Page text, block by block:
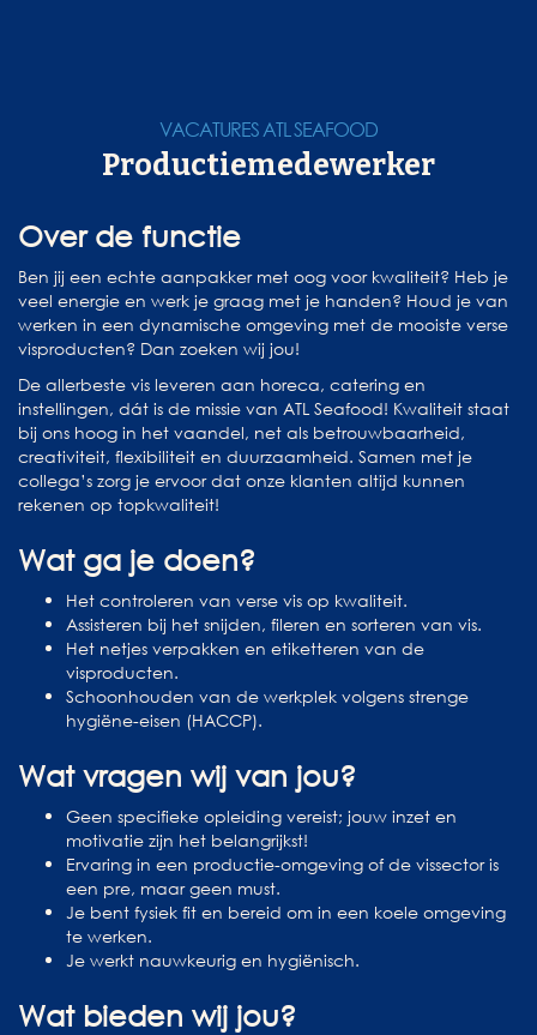
VACATURES ATL SEAFOOD
Productiemedewerker
Over de functie
Ben jij een echte aanpakker met oog voor kwaliteit? Heb je
veel energie en werk je graag met je handen? Houd je van
werken in een dynamische omgeving met de mooiste verse
visproducten? Dan zoeken wij jou!
De allerbeste vis leveren aan horeca, catering en
instellingen, dát is de missie van ATL Seafood! Kwaliteit staat
bij ons hoog in het vaandel, net als betrouwbaarheid,
creativiteit, flexibiliteit en duurzaamheid. Samen met je
collega’s zorg je ervoor dat onze klanten altijd kunnen
rekenen op topkwaliteit!
Wat ga je doen?
Het controleren van verse vis op kwaliteit.
Assisteren bij het snijden, fileren en sorteren van vis.
Het netjes verpakken en etiketteren van de
visproducten.
Schoonhouden van de werkplek volgens strenge
hygiëne-eisen (HACCP).
Wat vragen wij van jou?
Geen specifieke opleiding vereist; jouw inzet en
motivatie zijn het belangrijkst!
Ervaring in een productie-omgeving of de vissector is
een pre, maar geen must.
Je bent fysiek fit en bereid om in een koele omgeving
te werken.
Je werkt nauwkeurig en hygiënisch.
Wat bieden wij jou?